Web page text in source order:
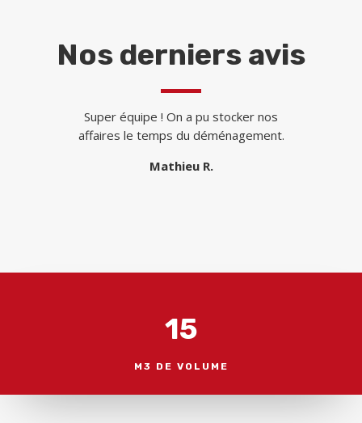
Nos derniers avis
Super équipe ! On a pu stocker nos
affaires le temps du déménagement.
Mathieu R.
15
M3 DE VOLUME